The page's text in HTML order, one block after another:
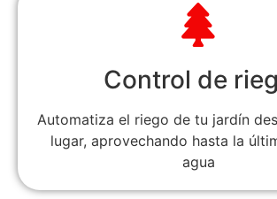
Control de
Automatiza el riego de tu jardín
lugar, aprovechando hasta la
agua